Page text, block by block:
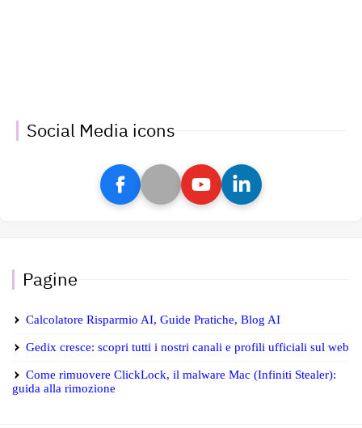
Social Media icons
Pagine
Calcolatore Risparmio AI, Guide Pratiche, Blog AI
Gedix cresce: scopri tutti i nostri canali e profili ufficiali sul web
Come rimuovere ClickLock, il malware Mac (Infiniti Stealer):
guida alla rimozione